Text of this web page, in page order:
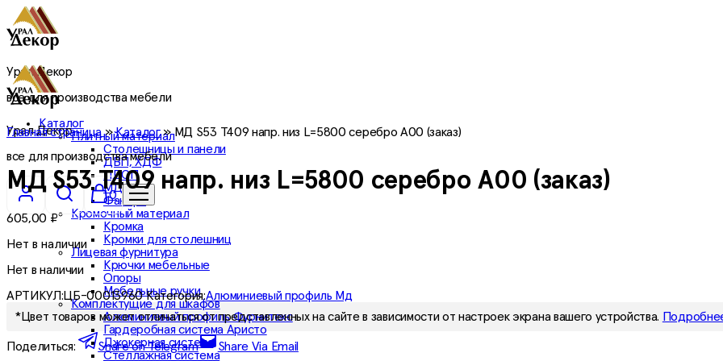
Урал Декор
все для производства мебели
Каталог
Плитный материал
Столешницы и панели
ДВП, ХДФ
ЛДСП
МДФ
Фанера
Кромочный материал
Кромка
Кромки для столешниц
Лицевая фурнитура
Крючки мебельные
Опоры
Мебельные ручки
Комплектущие для шкафов
Алюминиевый профиль Фурнитекс
Гардеробная система Аристо
Джокерная система
Стеллажная система
Урал Декор
все для производства мебели
0
Главная страница»Каталог»МД S53 T409 напр. низ L=5800 серебро A00 (заказ)
МД S53 T409 напр. низ L=5800 серебро A00 (заказ)
605,00 ₽
Нет в наличии
Нет в наличии
АРТИКУЛ:ЦБ-00013960 Категория:Алюминиевый профиль Мд
*Цвет товаров может отличаться от представленных на сайте в зависимости от настроек экрана вашего устройства.
Поделиться: Share on Telegram Share Via Email